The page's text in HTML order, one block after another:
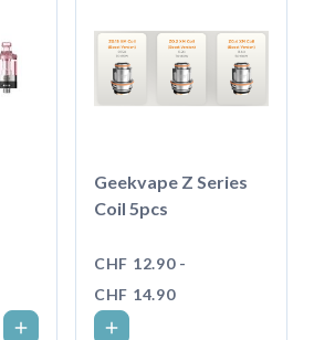
Geekvape Z Series
Coil 5pcs
CHF 12.90 -
CHF 14.90